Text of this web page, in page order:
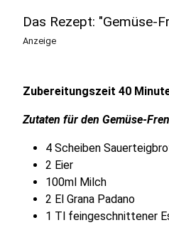
Das Rezept: "Gemüse-
Anzeige
Zubereitungszeit 40
Zutaten für den Gemüse-
4 Scheiben
2 Eier
100ml Milch
2 El Grana Padano
1 Tl feingeschnittener